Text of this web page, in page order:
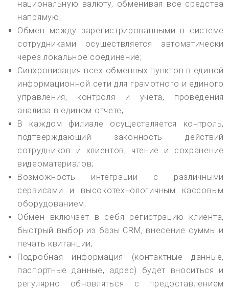
национальную валюту, обменивая все средства
напрямую;
Обмен между зарегистрированными в системе
сотрудниками осуществляется автоматически
через локальное соединение;
Синхронизация всех обменных пунктов в единой
информационной сети для грамотного и единого
управления, контроля и учета, проведения
анализа в едином отчете;
В каждом филиале осуществляется контроль,
подтверждающий законность действий
сотрудников и клиентов, чтение и сохранение
видеоматериалов;
Возможность интеграции с различными
сервисами и высокотехнологичным кассовым
оборудованием;
Обмен включает в себя регистрацию клиента,
быстрый выбор из базы CRM, внесение суммы и
печать квитанции;
Подробная информация (контактные данные,
паспортные данные, адрес) будет вноситься и
регулярно обновляться с предоставлением